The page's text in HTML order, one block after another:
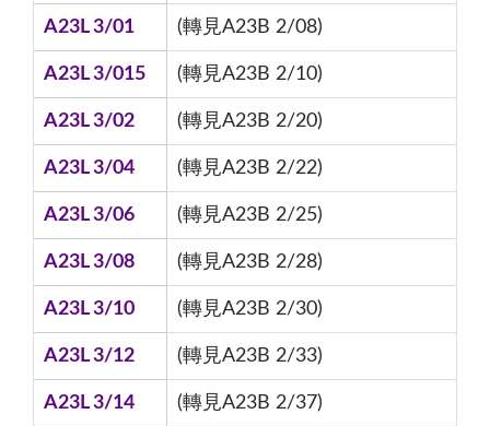
A23L 3/01 (轉見A23B 2/08)
A23L 3/015 (轉見A23B 2/10)
A23L 3/02 (轉見A23B 2/20)
A23L 3/04 (轉見A23B 2/22)
A23L 3/06 (轉見A23B 2/25)
A23L 3/08 (轉見A23B 2/28)
A23L 3/10 (轉見A23B 2/30)
A23L 3/12 (轉見A23B 2/33)
A23L 3/14 (轉見A23B 2/37)